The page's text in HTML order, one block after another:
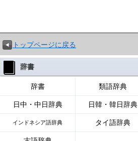
トップページに戻る
辞書
辞書 類語辞典
日中・中日辞典 日韓・韓日辞典
インドネシア語辞典 タイ語辞典